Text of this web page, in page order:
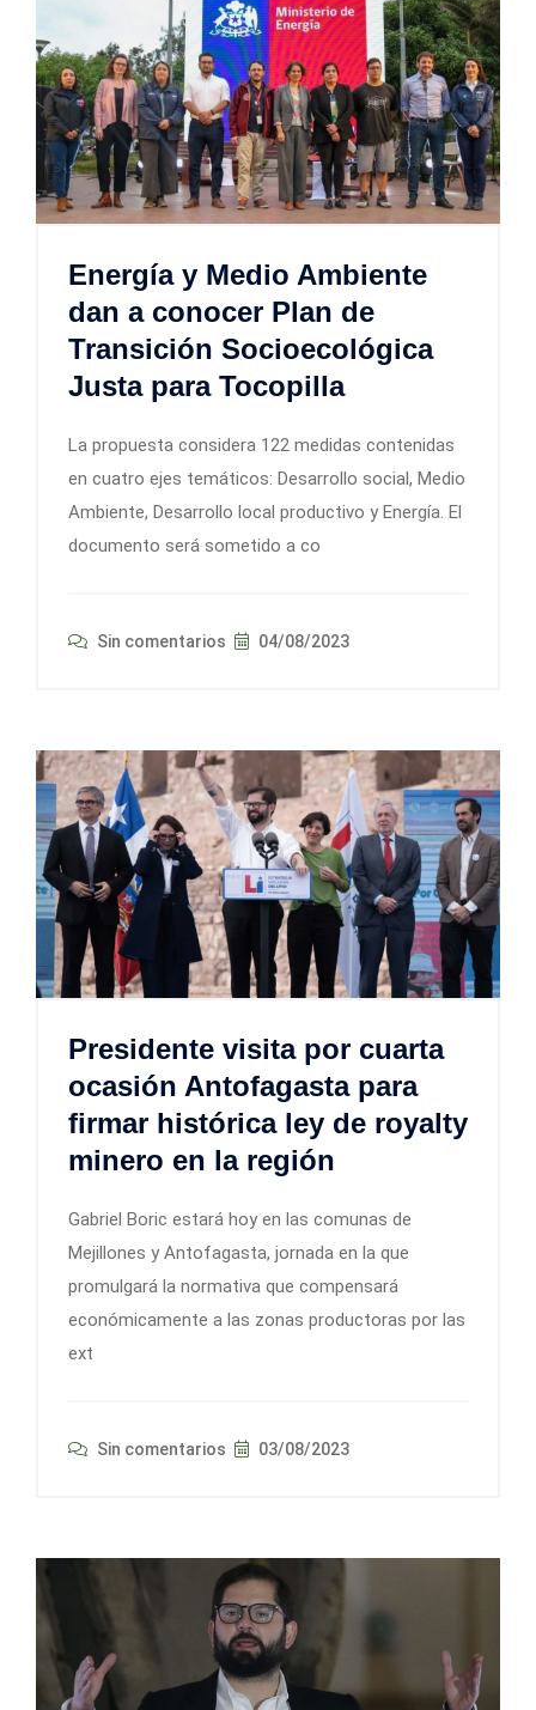
Energía y Medio Ambiente
dan a conocer Plan de
Transición Socioecológica
Justa para Tocopilla
La propuesta considera 122 medidas contenidas
en cuatro ejes temáticos: Desarrollo social, Medio
Ambiente, Desarrollo local productivo y Energía. El
documento será sometido a co
Sin comentarios 04/08/2023
Presidente visita por cuarta
ocasión Antofagasta para
firmar histórica ley de royalty
minero en la región
Gabriel Boric estará hoy en las comunas de
Mejillones y Antofagasta, jornada en la que
promulgará la normativa que compensará
económicamente a las zonas productoras por las
ext
Sin comentarios 03/08/2023